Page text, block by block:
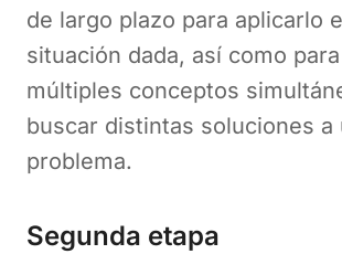
de largo plazo para aplicarlo
situación dada, así como
múltiples conceptos
buscar distintas soluciones a
problema.
Segunda etapa